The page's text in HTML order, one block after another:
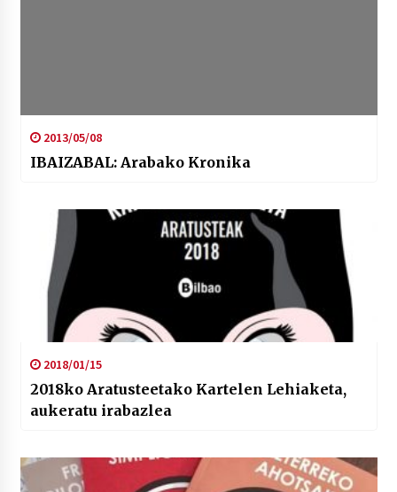
2013/05/08
IBAIZABAL: Arabako Kronika
2018/01/15
2018ko Aratusteetako Kartelen Lehiaketa,
aukeratu irabazlea